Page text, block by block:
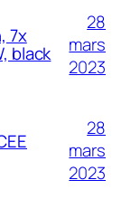
7x
black
28
mars
2023
28
mars
2023